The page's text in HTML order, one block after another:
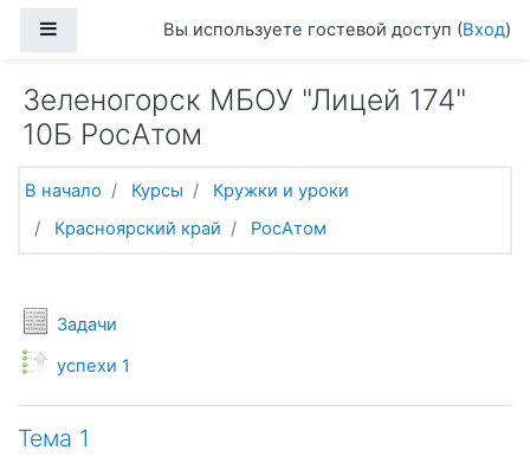
Боковая панельВы используете гостевой доступ (Вход)
Зеленогорск МБОУ "Лицей 174"
10Б РосАтом
В начало Курсы
Кружки и уроки
Красноярский край
РосАтом
Тематический план
Общее
Задачи
Условия задач
успехи 1
Monitor
Тема 1